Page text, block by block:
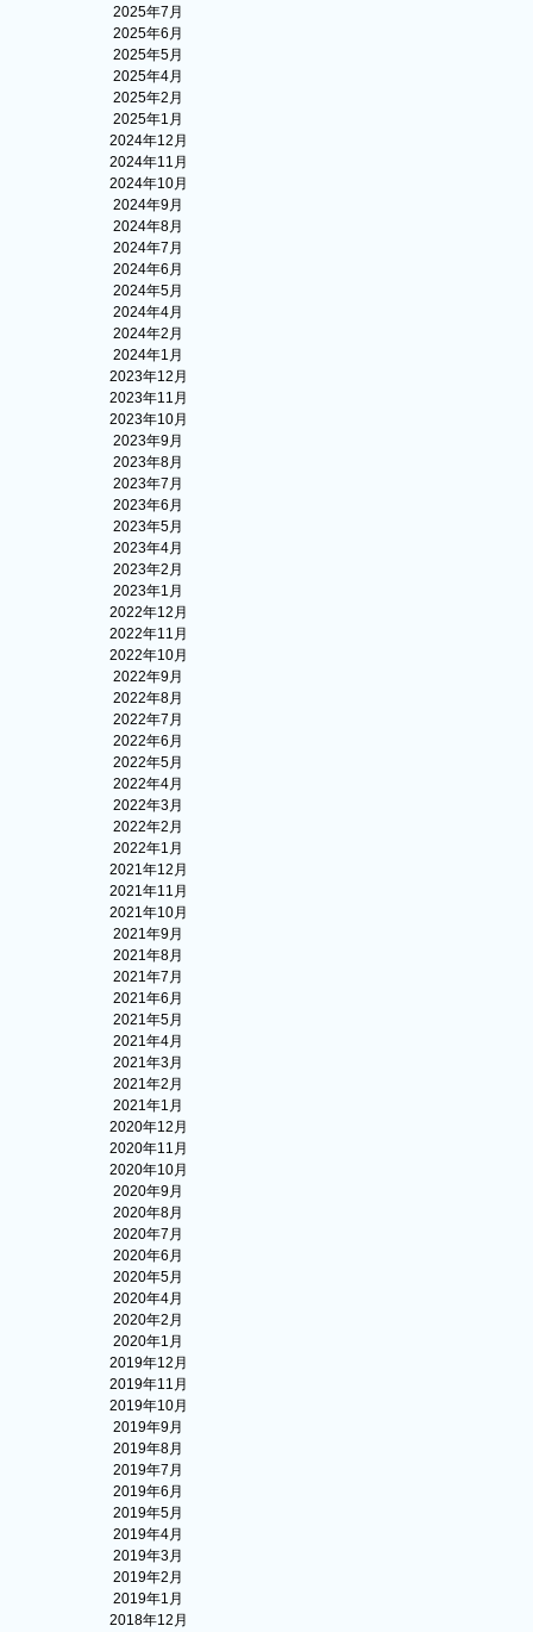
2025年7月
2025年6月
2025年5月
2025年4月
2025年2月
2025年1月
2024年12月
2024年11月
2024年10月
2024年9月
2024年8月
2024年7月
2024年6月
2024年5月
2024年4月
2024年2月
2024年1月
2023年12月
2023年11月
2023年10月
2023年9月
2023年8月
2023年7月
2023年6月
2023年5月
2023年4月
2023年2月
2023年1月
2022年12月
2022年11月
2022年10月
2022年9月
2022年8月
2022年7月
2022年6月
2022年5月
2022年4月
2022年3月
2022年2月
2022年1月
2021年12月
2021年11月
2021年10月
2021年9月
2021年8月
2021年7月
2021年6月
2021年5月
2021年4月
2021年3月
2021年2月
2021年1月
2020年12月
2020年11月
2020年10月
2020年9月
2020年8月
2020年7月
2020年6月
2020年5月
2020年4月
2020年2月
2020年1月
2019年12月
2019年11月
2019年10月
2019年9月
2019年8月
2019年7月
2019年6月
2019年5月
2019年4月
2019年3月
2019年2月
2019年1月
2018年12月